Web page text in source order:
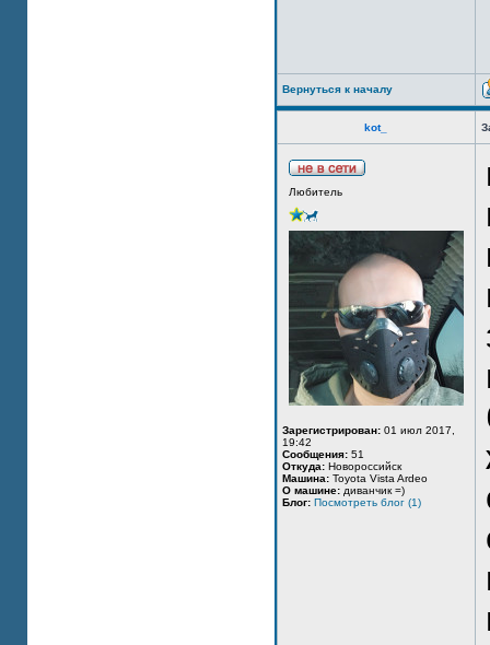
Вернуться к началу
kot_
Любитель
Зарегистрирован: 01 июл 2017,
19:42
Сообщения: 51
Откуда: Новороссийск
Машина: Toyota Vista Ardeo
О машине: диванчик =)
Блог: Посмотреть блог (1)